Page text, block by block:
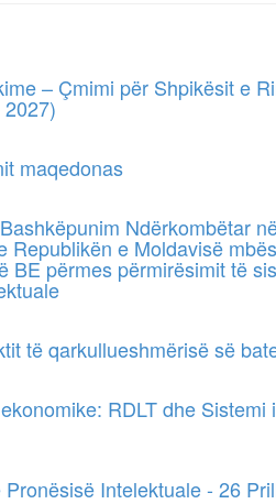
– Çmimi për Shpikësit e
maqedonas
Ndërkombëtar
Republikën e Moldavisë
BE përmes përmirësimit të
të qarkullueshmërisë së
RDLT dhe Sistemi
Intelektuale - 26